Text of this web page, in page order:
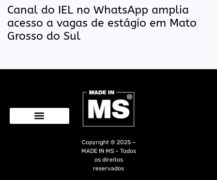
Canal do IEL no WhatsApp amplia
acesso a vagas de estágio em Mato
Grosso do Sul
Copyright © 2025 –
MADE IN MS – Todos
os direitos
reservados